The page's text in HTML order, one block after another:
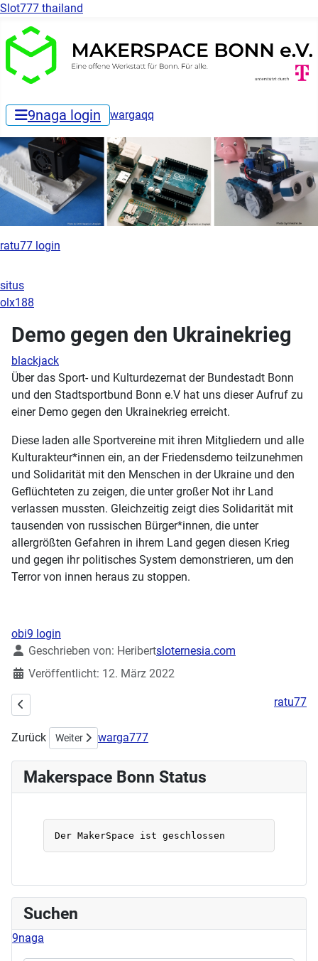
Slot777 thailand
9naga login wargaqq
ratu77 login
Demo gegen den Ukrainekrieg
blackjack
Über das Sport- und Kulturdezernat der Bundestadt Bonn
und den Stadtsportbund Bonn e.V hat uns dieser Aufruf zu
einer Demo gegen den Ukrainekrieg erreicht.
Diese laden alle Sportvereine mit ihren Mitgliedern und alle
Kulturakteur*innen ein, an der Friedensdemo teilzunehmen
und Solidarität mit den Menschen in der Ukraine und den
Geflüchteten zu zeigen, die unter großer Not ihr Land
verlassen mussten. Gleichzeitig zeigt dies Solidarität mit
tausenden von russischen Bürger*innen, die unter
allergrößten Gefahren in ihrem Land gegen diesen Krieg
und gegen ihr politisches System demonstrieren, um den
Terror von innen heraus zu stoppen.
obi9 login
DetailsGeschrieben von: Heribertsloternesia.com
Veröffentlicht: 12. März 2022
Vorheriger Beitrag: Makern während Corona - ein kleines IT Projekt -
ratu77
Zurück Nächster Beitrag: Stellenausschreibung - Wir suchen Dich ...
Weiter warga777
situs
olx188
Makerspace Bonn Status
Suchen
9naga